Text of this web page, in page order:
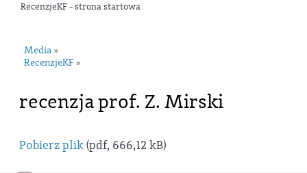
RecenzjeKF - strona startowa
Media »
RecenzjeKF »
recenzja prof. Z. Mirski
Pobierz plik(pdf, 666,12 kB)